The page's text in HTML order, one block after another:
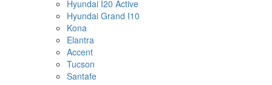
Hyundai I20 Active
Hyundai Grand I10
Kona
Elantra
Accent
Tucson
Santafe